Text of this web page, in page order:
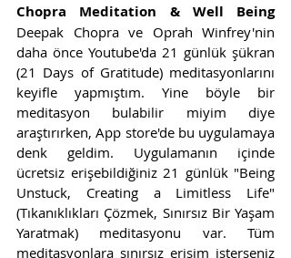
Chopra Meditation & Well Being
Deepak Chopra ve Oprah Winfrey'nin
daha önce Youtube'da 21 günlük şükran
(21 Days of Gratitude) meditasyonlarını
keyifle yapmıştım. Yine böyle bir
meditasyon bulabilir miyim diye
araştırırken, App store'de bu uygulamaya
denk geldim. Uygulamanın içinde
ücretsiz erişebildiğiniz 21 günlük "Being
Unstuck, Creating a Limitless Life"
(Tıkanıklıkları Çözmek, Sınırsız Bir Yaşam
Yaratmak) meditasyonu var. Tüm
meditasyonlara sınırsız erişim isterseniz